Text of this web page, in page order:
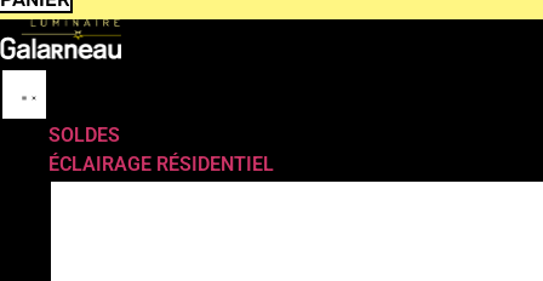
SOLDES
ÉCLAIRAGE RÉSIDENTIEL